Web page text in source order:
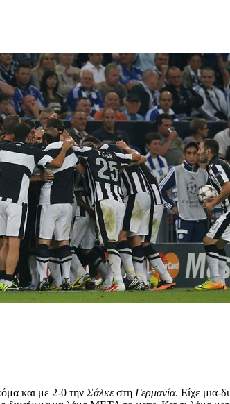
και με 2-0 την Σάλκεστη Γερμανία. Είχε μια-